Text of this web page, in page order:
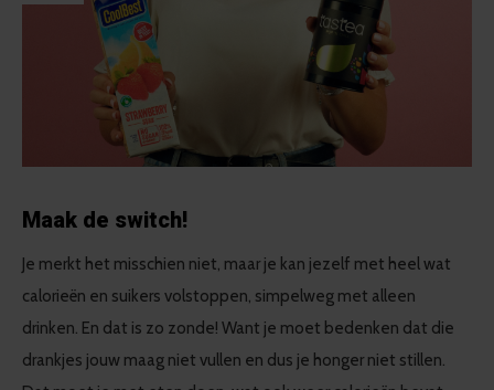
Maak de switch!
Je merkt het misschien niet, maar je kan jezelf met heel wat
calorieën en suikers volstoppen, simpelweg met alleen
drinken. En dat is zo zonde! Want je moet bedenken dat die
drankjes jouw maag niet vullen en dus je honger niet stillen.